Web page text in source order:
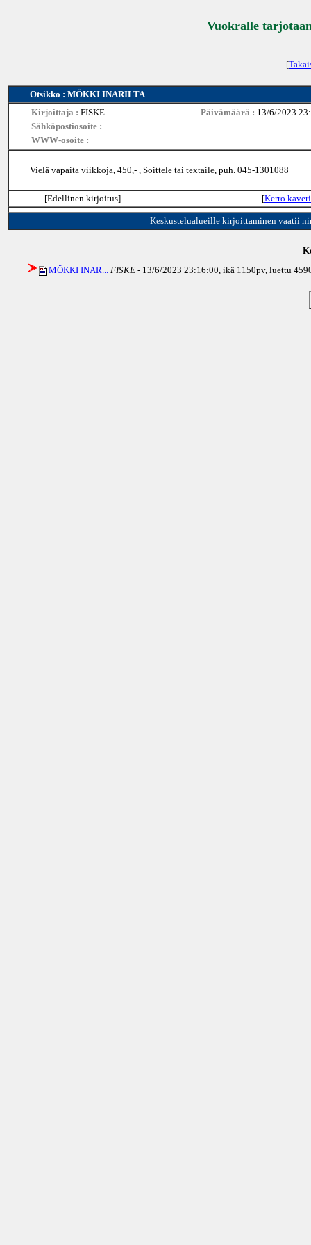
Vuokralle
[
Otsikko : MÖKKI INARILTA
Kirjoittaja : FISKE Päivämäärä : 13/6/2023
Sähköpostiosoite :
WWW-osoite :
Vielä vapaita viikkoja, 450,- , Soittele tai textaile, puh. 045-1301088
[Edellinen kirjoitus] [Kerro
Keskustelualueille kirjoittaminen vaatii
MÖKKI INAR... FISKE - 13/6/2023 23:16:00, ikä 1150pv, luettu